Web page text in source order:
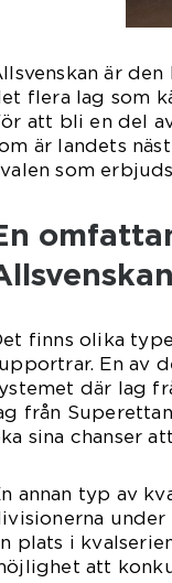
är
flera lag som
att bli en del
är landets
som
finns olika
En av
där lag
från
sina chanser
annan typ av
under
plats i
att